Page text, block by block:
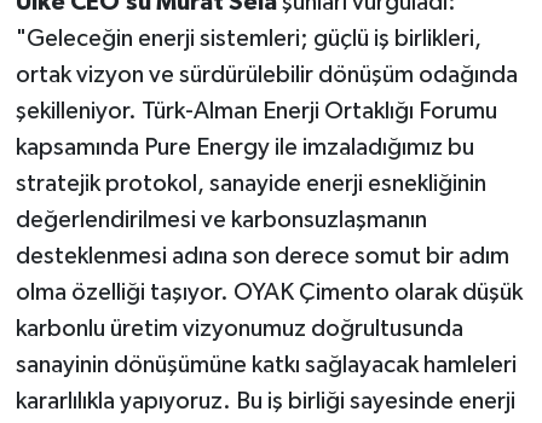
"Geleceğin enerji sistemleri; güçlü iş birlikleri,
ortak vizyon ve sürdürülebilir dönüşüm odağında
şekilleniyor. Türk-Alman Enerji Ortaklığı Forumu
kapsamında Pure Energy ile imzaladığımız bu
stratejik protokol, sanayide enerji esnekliğinin
değerlendirilmesi ve karbonsuzlaşmanın
desteklenmesi adına son derece somut bir adım
olma özelliği taşıyor. OYAK Çimento olarak düşük
karbonlu üretim vizyonumuz doğrultusunda
sanayinin dönüşümüne katkı sağlayacak hamleleri
kararlılıkla yapıyoruz. Bu iş birliği sayesinde enerji